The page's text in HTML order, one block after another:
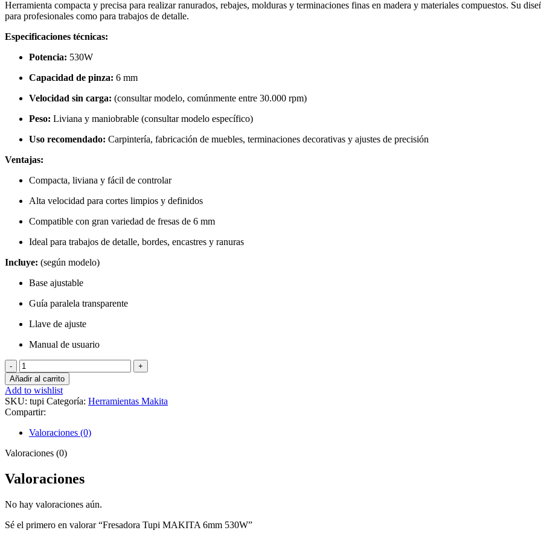
Herramienta compacta y precisa para realizar ranurados, rebajes, molduras y terminaciones finas en madera y materiales compuestos. Su
para profesionales como para trabajos de detalle.
Especificaciones técnicas:
Potencia: 530W
Capacidad de pinza: 6 mm
Velocidad sin carga: (consultar modelo, comúnmente entre 30.000 rpm)
Peso: Liviana y maniobrable (consultar modelo específico)
Uso recomendado: Carpintería, fabricación de muebles, terminaciones decorativas y ajustes de precisión
Ventajas:
Compacta, liviana y fácil de controlar
Alta velocidad para cortes limpios y definidos
Compatible con gran variedad de fresas de 6 mm
Ideal para trabajos de detalle, bordes, encastres y ranuras
Incluye: (según modelo)
Base ajustable
Guía paralela transparente
Llave de ajuste
Manual de usuario
Fresadora
Tupi
MAKITA
6mm
530W
cantidad
Añadir al carrito
Add to wishlist
SKU: tupi Categoría: Herramientas Makita
Compartir:
Valoraciones (0)
Valoraciones (0)
Valoraciones
No hay valoraciones aún.
Sé el primero en valorar “Fresadora Tupi MAKITA 6mm 530W”